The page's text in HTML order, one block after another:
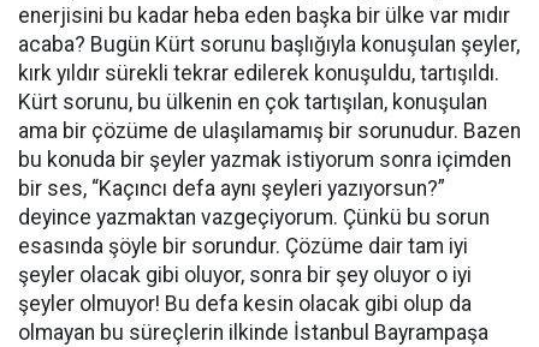
enerjisini bu kadar heba eden başka bir ülke var mıdır
acaba? Bugün Kürt sorunu başlığıyla konuşulan şeyler,
kırk yıldır sürekli tekrar edilerek konuşuldu, tartışıldı.
Kürt sorunu, bu ülkenin en çok tartışılan, konuşulan
ama bir çözüme de ulaşılamamış bir sorunudur. Bazen
bu konuda bir şeyler yazmak istiyorum sonra içimden
bir ses, “Kaçıncı defa aynı şeyleri yazıyorsun?”
deyince yazmaktan vazgeçiyorum. Çünkü bu sorun
esasında şöyle bir sorundur. Çözüme dair tam iyi
şeyler olacak gibi oluyor, sonra bir şey oluyor o iyi
şeyler olmuyor! Bu defa kesin olacak gibi olup da
olmayan bu süreçlerin ilkinde İstanbul Bayrampaşa